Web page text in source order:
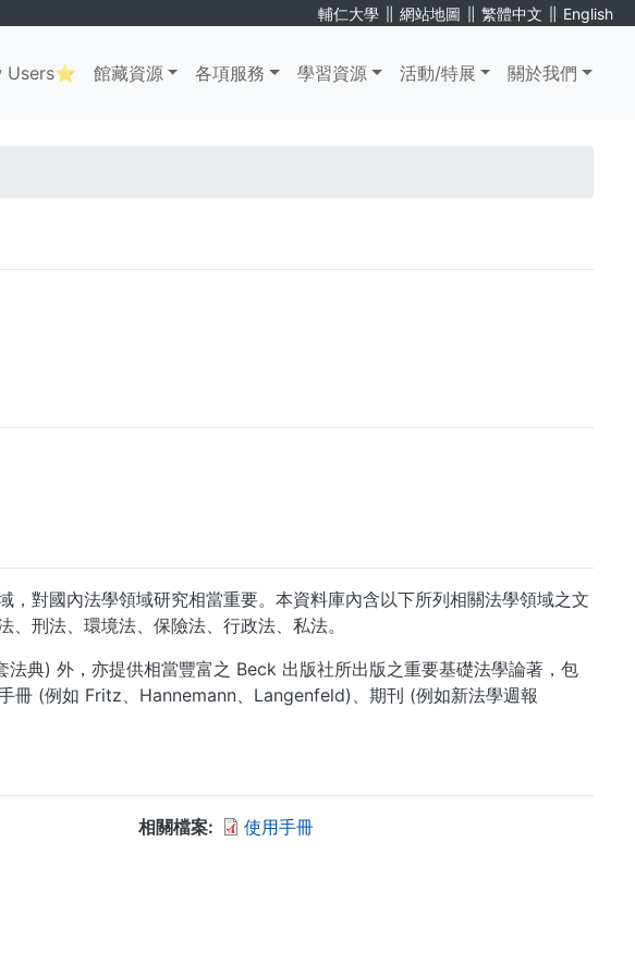
輔仁大學 ∥ 網站地圖 ∥ 繁體中文 ∥ English
Users⭐ 館藏資源 各項服務 學習資源 活動/特展 關於我們
對國內法學領域研究相當重要。本資料庫內含以下所列相關法學領域之文
刑法、環境法、保險法、行政法、私法。
典) 外，亦提供相當豐富之 Beck 出版社所出版之重要基礎法學論著，包
(例如 Fritz、Hannemann、Langenfeld)、期刊 (例如新法學週報
相關檔案 使用手冊